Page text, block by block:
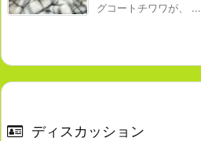
グコートチワワが、 ...
ディスカッション